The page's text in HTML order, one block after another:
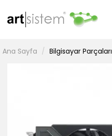
Ana Sayfa Bilgisayar Parçaları